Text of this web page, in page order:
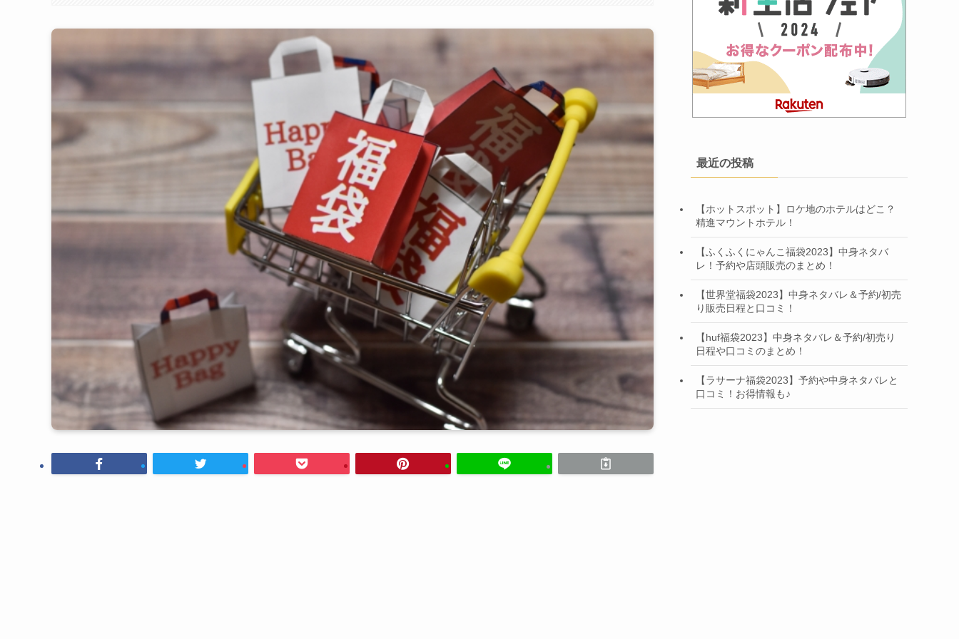
最近の投稿
【ホットスポット】ロケ地のホテルはどこ？
精進マウントホテル！
【ふくふくにゃんこ福袋2023】中身ネタバ
レ！予約や店頭販売のまとめ！
【世界堂福袋2023】中身ネタバレ＆予約/初売
り販売日程と口コミ！
【huf福袋2023】中身ネタバレ＆予約/初売り
日程や口コミのまとめ！
【ラサーナ福袋2023】予約や中身ネタバレと
口コミ！お得情報も♪